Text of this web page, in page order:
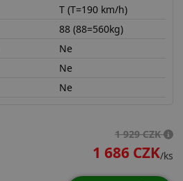
T (T=190 km/h)
88 (88=560kg)
Ne
Ne
Ne
1 929 CZK
1 686 CZK/ks